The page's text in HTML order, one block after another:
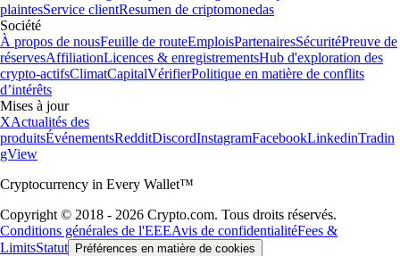
plaintesService clientResumen de criptomonedas
Société
À propos de nousFeuille de routeEmploisPartenairesSécuritéPreuve de
réservesAffiliationLicences & enregistrementsHub d'exploration des
crypto-actifsClimatCapitalVérifierPolitique en matière de conflits
d’intérêts
Mises à jour
XActualités des
produitsÉvénementsRedditDiscordInstagramFacebookLinkedinTradin
gView
Cryptocurrency in Every Wallet™
Copyright © 2018 - 2026 Crypto.com. Tous droits réservés.
Conditions générales de l'EEEAvis de confidentialitéFees &
LimitsStatut Préférences en matière de cookies